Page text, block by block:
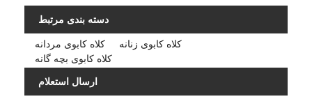
دسته بندی مرتبط
کلاه کابوی مردانه
کلاه کابوی زنانه
کلاه کابوی بچه گانه
ارسال استعلام